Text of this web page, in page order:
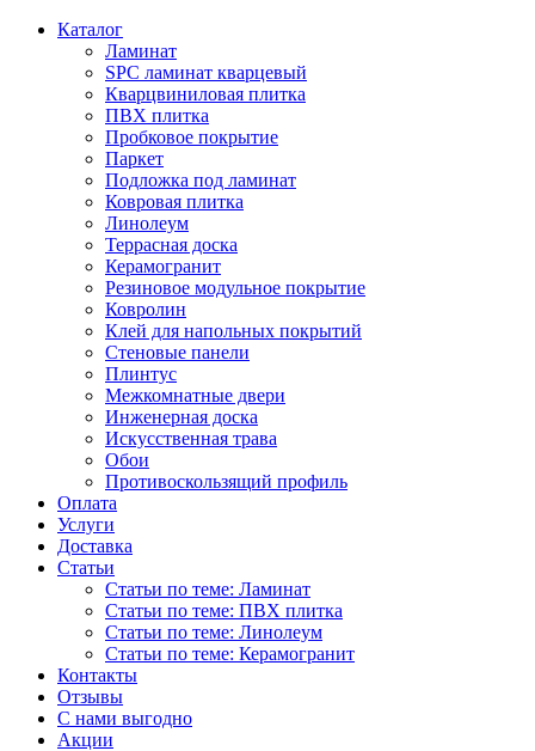
Каталог
Ламинат
SPC ламинат кварцевый
Кварцвиниловая плитка
ПВХ плитка
Пробковое покрытие
Паркет
Подложка под ламинат
Ковровая плитка
Линолеум
Террасная доска
Керамогранит
Резиновое модульное покрытие
Ковролин
Клей для напольных покрытий
Стеновые панели
Плинтус
Межкомнатные двери
Инженерная доска
Искусственная трава
Обои
Противоскользящий профиль
Оплата
Услуги
Доставка
Статьи
Статьи по теме: Ламинат
Статьи по теме: ПВХ плитка
Статьи по теме: Линолеум
Статьи по теме: Керамогранит
Контакты
Отзывы
С нами выгодно
Акции